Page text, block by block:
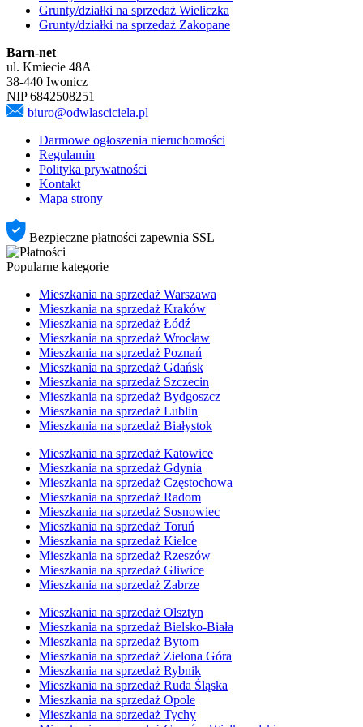
Grunty/działki na sprzedaż Wieliczka
Grunty/działki na sprzedaż Zakopane
Barn-net
ul. Kmiecie 48A
38-440 Iwonicz
NIP 6842508251
biuro@odwlasciciela.pl
Darmowe ogłoszenia nieruchomości
Regulamin
Polityka prywatności
Kontakt
Mapa strony
Bezpieczne płatności zapewnia SSL
Popularne kategorie
Mieszkania na sprzedaż Warszawa
Mieszkania na sprzedaż Kraków
Mieszkania na sprzedaż Łódź
Mieszkania na sprzedaż Wrocław
Mieszkania na sprzedaż Poznań
Mieszkania na sprzedaż Gdańsk
Mieszkania na sprzedaż Szczecin
Mieszkania na sprzedaż Bydgoszcz
Mieszkania na sprzedaż Lublin
Mieszkania na sprzedaż Białystok
Mieszkania na sprzedaż Katowice
Mieszkania na sprzedaż Gdynia
Mieszkania na sprzedaż Częstochowa
Mieszkania na sprzedaż Radom
Mieszkania na sprzedaż Sosnowiec
Mieszkania na sprzedaż Toruń
Mieszkania na sprzedaż Kielce
Mieszkania na sprzedaż Rzeszów
Mieszkania na sprzedaż Gliwice
Mieszkania na sprzedaż Zabrze
Mieszkania na sprzedaż Olsztyn
Mieszkania na sprzedaż Bielsko-Biała
Mieszkania na sprzedaż Bytom
Mieszkania na sprzedaż Zielona Góra
Mieszkania na sprzedaż Rybnik
Mieszkania na sprzedaż Ruda Śląska
Mieszkania na sprzedaż Opole
Mieszkania na sprzedaż Tychy